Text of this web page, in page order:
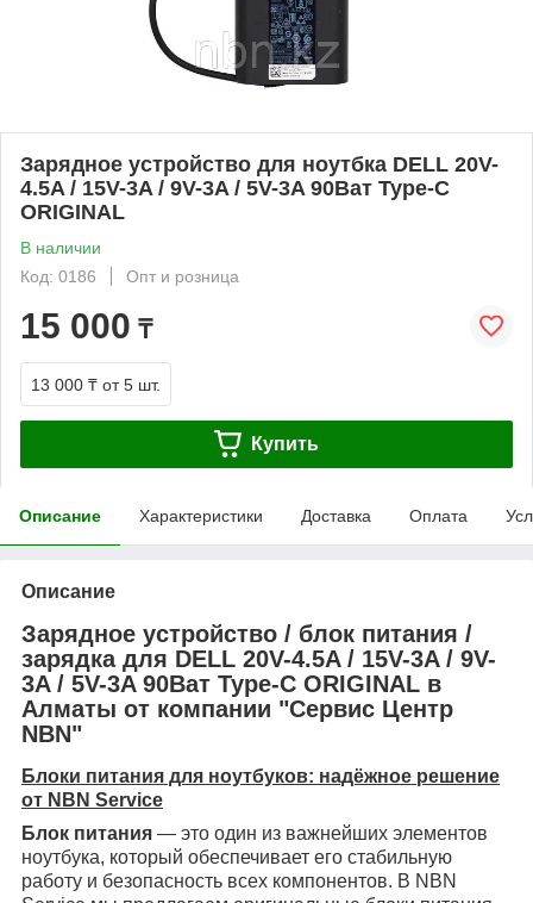
Зарядное устройство для ноутбка DELL 20V-
4.5A / 15V-3A / 9V-3A / 5V-3A 90Ват Type-C
ORIGINAL
В наличии
Код: 0186
Опт и розница
15 000 ₸
13 000 ₸ от 5 шт.
Купить
Описание Характеристики Доставка Оплата
Описание
Зарядное устройство / блок питания /
зарядка для DELL 20V-4.5A / 15V-3A / 9V-
3A / 5V-3A 90Ват Type-C ORIGINAL в
Алматы от компании "Сервис Центр
NBN"
Блоки питания для ноутбуков: надёжное решение
от NBN Service
Блок питания — это один из важнейших элементов
ноутбука, который обеспечивает его стабильную
работу и безопасность всех компонентов. В NBN